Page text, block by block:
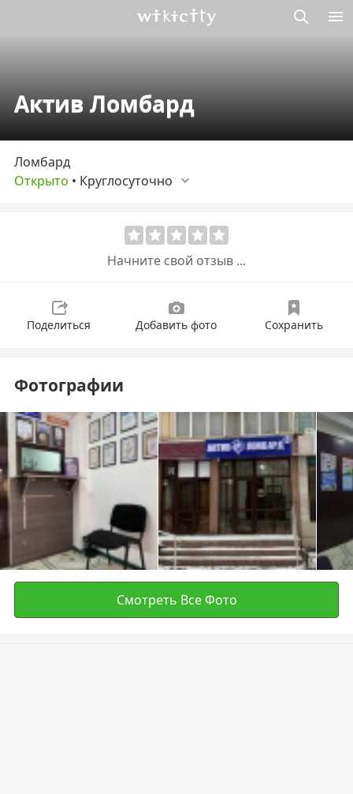
Актив Ломбард
Ломбард
Открыто • Круглосуточно
Начните свой отзыв ...
Поделиться Добавить фото Сохранить
Фотографии
Смотреть Все Фото